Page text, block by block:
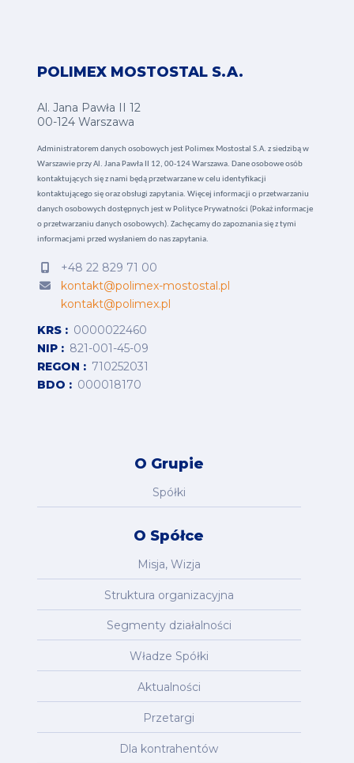
POLIMEX MOSTOSTAL S.A.
Al. Jana Pawła II 12
00-124 Warszawa
Administratorem danych osobowych jest Polimex Mostostal S.A. z siedzibą w
Warszawie przy Al. Jana Pawła II 12, 00-124 Warszawa. Dane osobowe osób
kontaktujących się z nami będą przetwarzane w celu identyfikacji
kontaktującego się oraz obsługi zapytania. Więcej informacji o przetwarzaniu
danych osobowych dostępnych jest w Polityce Prywatności (Pokaż informacje
o przetwarzaniu danych osobowych). Zachęcamy do zapoznania się z tymi
informacjami przed wysłaniem do nas zapytania.
+48 22 829 71 00
kontakt@polimex-mostostal.pl
kontakt@polimex.pl
KRS
0000022460
NIP
821-001-45-09
REGON
710252031
BDO
000018170
O Grupie
Spółki
O Spółce
Misja, Wizja
Struktura organizacyjna
Segmenty działalności
Władze Spółki
Aktualności
Przetargi
Dla kontrahentów